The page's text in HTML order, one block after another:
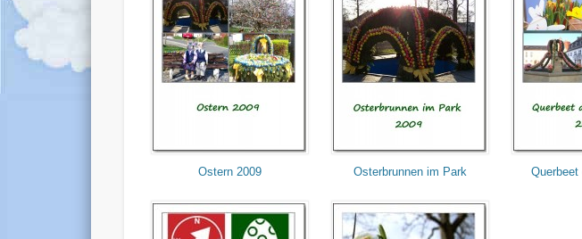
Ostern 2009 Osterbrunnen im Park